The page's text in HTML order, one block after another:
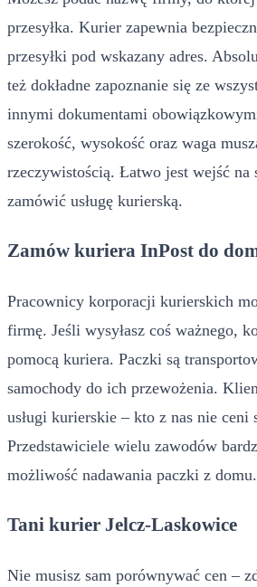
przesyłka. Kurier zapewnia
przesyłki pod wskazany adres.
też dokładne zapoznanie się ze
innymi dokumentami
szerokość, wysokość oraz waga
rzeczywistością. Łatwo jest wejść na
zamówić usługę kurierską.
Zamów kuriera InPost do
Pracownicy korporacji kurierskich
firmę. Jeśli wysyłasz coś ważnego,
pomocą kuriera. Paczki są
samochody do ich przewożenia.
usługi kurierskie – kto z nas nie ceni
Przedstawiciele wielu zawodów
możliwość nadawania paczki z domu.
Tani kurier Jelcz-Laskowice
Nie musisz sam porównywać cen –